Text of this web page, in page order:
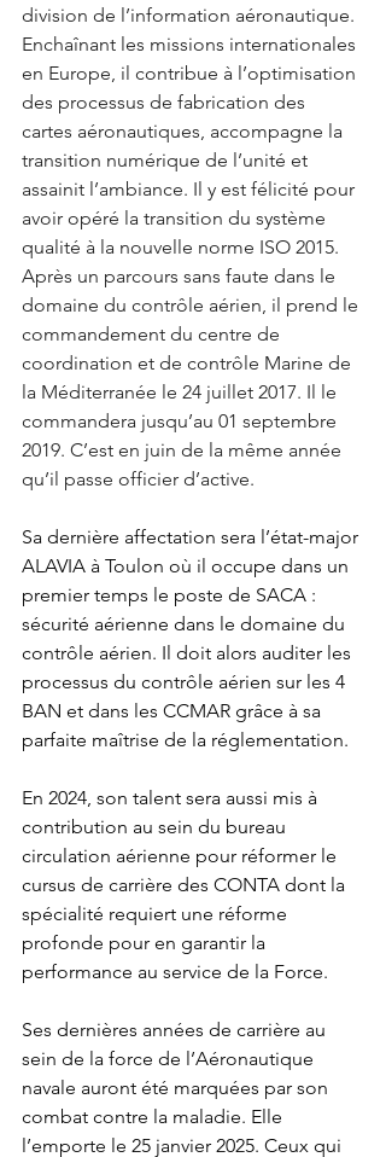
division de l’information aéronautique.
Enchaînant les missions internationales
en Europe, il contribue à l’optimisation
des processus de fabrication des
cartes aéronautiques, accompagne la
transition numérique de l’unité et
assainit l’ambiance. Il y est félicité pour
avoir opéré la transition du système
qualité à la nouvelle norme ISO 2015.
Après un parcours sans faute dans le
domaine du contrôle aérien, il prend le
commandement du centre de
coordination et de contrôle Marine de
la Méditerranée le 24 juillet 2017. Il le
commandera jusqu’au 01 septembre
2019. C’est en juin de la même année
qu’il passe officier d’active.
Sa dernière affectation sera l’état-major
ALAVIA à Toulon où il occupe dans un
premier temps le poste de SACA :
sécurité aérienne dans le domaine du
contrôle aérien. Il doit alors auditer les
processus du contrôle aérien sur les 4
BAN et dans les CCMAR grâce à sa
parfaite maîtrise de la réglementation.
En 2024, son talent sera aussi mis à
contribution au sein du bureau
circulation aérienne pour réformer le
cursus de carrière des CONTA dont la
spécialité requiert une réforme
profonde pour en garantir la
performance au service de la Force.
Ses dernières années de carrière au
sein de la force de l’Aéronautique
navale auront été marquées par son
combat contre la maladie. Elle
l’emporte le 25 janvier 2025. Ceux qui